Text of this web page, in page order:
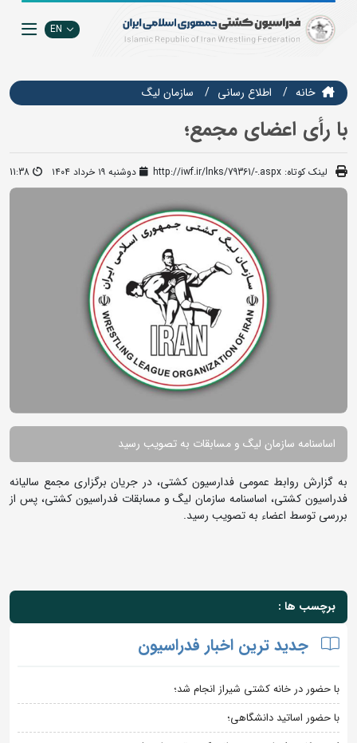
EN
خانه اطلاع رسانی سازمان ليگ
با رأی اعضای مجمع؛
لینک کوتاه: http://iwf.ir/lnks/79361/-.aspx دوشنبه ۱۹ خرداد ۱۴۰۴ 11:38
اساسنامه سازمان لیگ و مسابقات به تصویب رسید
به گزارش روابط عمومی فدارسیون کشتی، در جریان برگزاری مجمع سالیانه
فدراسیون کشتی، اساسنامه سازمان لیگ و مسابقات فدراسیون کشتی، پس از
بررسی توسط اعضاء به تصویب رسید.
برچسب ها :
جدید ترین اخبار فدراسیون
با حضور در خانه کشتی شیراز انجام شد؛
با حضور اساتید دانشگاهی؛